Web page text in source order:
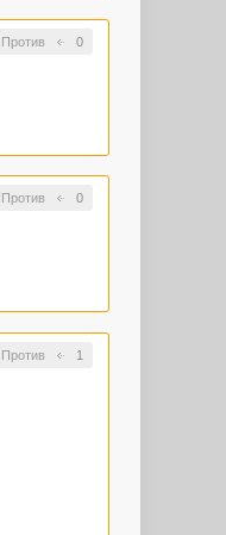
Против 0
Против 0
Против 1